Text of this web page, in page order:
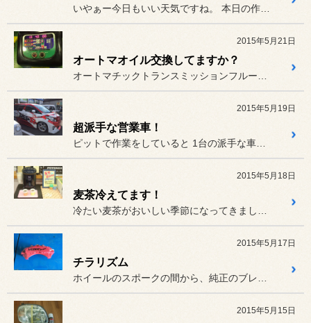
いやぁー今日もいい天気ですね。 本日の作業紹介はアライメント調整...
2015年5月21日
オートマオイル交換してますか？
オートマチックトランスミッションフルードって知ってますか？
2015年5月19日
超派手な営業車！
ピットで作業をしていると 1台の派手な車が来店しました！
2015年5月18日
麦茶冷えてます！
冷たい麦茶がおいしい季節になってきました！
2015年5月17日
チラリズム
ホイールのスポークの間から、純正のブレーキキャリパーが見えるのは見...
2015年5月15日